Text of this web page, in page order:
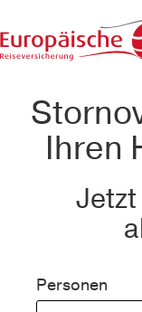
Ihren
Personen